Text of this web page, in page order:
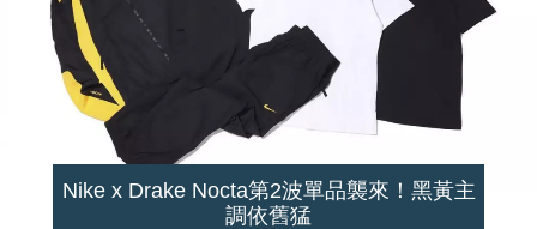
Nike x Drake Nocta第2波單品襲來！黑黃主
調依舊猛